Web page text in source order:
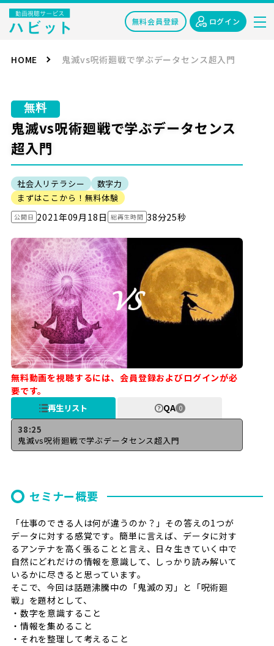
無料会員登録 ログイン
HOME 鬼滅vs呪術廻戦で学ぶデータセンス超入門
無料
鬼滅vs呪術廻戦で学ぶデータセンス
超入門
社会人リテラシー
数字力
まずはここから！無料体験
公開日 2021年09月18日 総再生時間 38分25秒
無料動画を視聴するには、会員登録およびログインが必
要です。
再生リスト QA 0
38:25
鬼滅vs呪術廻戦で学ぶデータセンス超入門
セミナー概要
「仕事のできる人は何が違うのか？」その答えの1つが
データに対する感覚です。簡単に言えば、データに対す
るアンテナを高く張ることと言え、日々生きていく中で
自然にどれだけの情報を意識して、しっかり読み解いて
いるかに尽きると思っています。
そこで、今回は話題沸騰中の「鬼滅の刃」と「呪術廻
戦」を題材として、
・数字を意識すること
・情報を集めること
・それを整理して考えること